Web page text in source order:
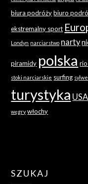
biura podróży biuro
ekstremalny sport
Londyn narciarstwo narty
piramidy polska
stoki narciarskie surfing
turystyka USA
węgry włochy
SZUKAJ